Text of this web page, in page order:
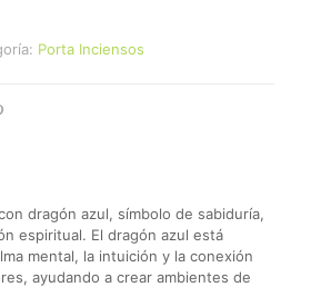
Porta Inciensos
dragón azul, símbolo de sabiduría,
espiritual. El dragón azul está
mental, la intuición y la conexión
ayudando a crear ambientes de